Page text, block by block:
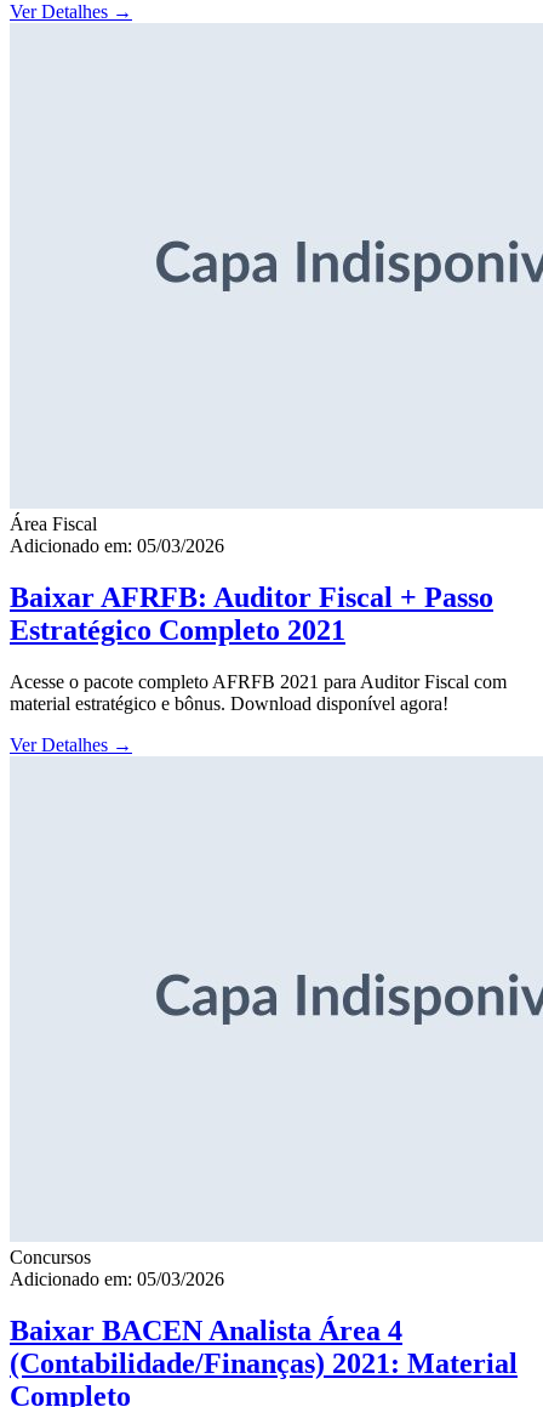
Ver Detalhes →
Área Fiscal
Adicionado em: 05/03/2026
Baixar AFRFB: Auditor Fiscal + Passo
Estratégico Completo 2021
Acesse o pacote completo AFRFB 2021 para Auditor Fiscal com
material estratégico e bônus. Download disponível agora!
Ver Detalhes →
Concursos
Adicionado em: 05/03/2026
Baixar BACEN Analista Área 4
(Contabilidade/Finanças) 2021: Material
Completo